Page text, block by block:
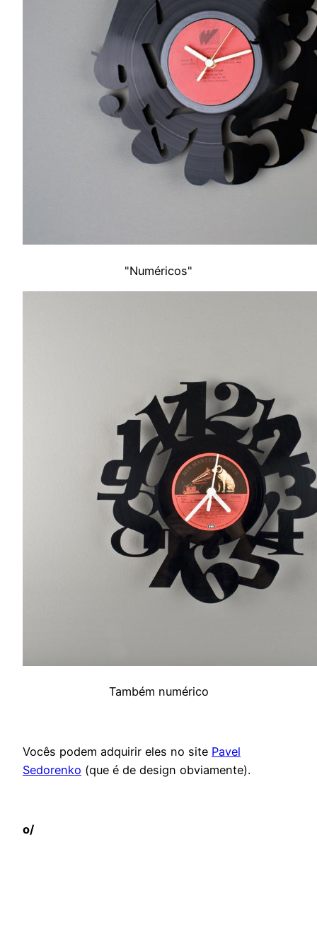
"Numéricos"
Também numérico
Vocês podem adquirir eles no site Pavel
Sedorenko (que é de design obviamente).
o/